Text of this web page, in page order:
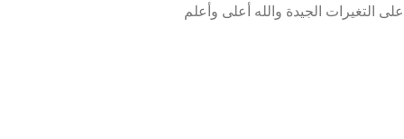
على التغيرات الجيدة والله أعلى وأعلم